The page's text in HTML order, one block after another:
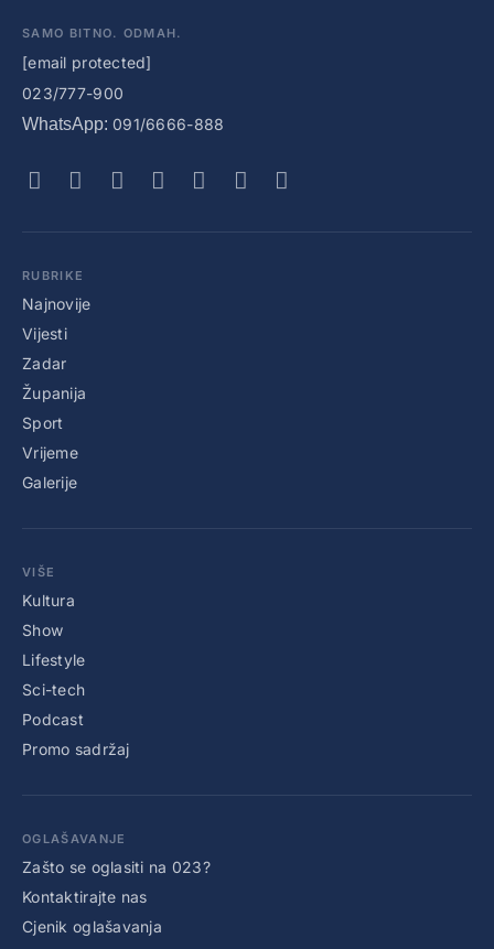
SAMO BITNO. ODMAH.
[email protected]
023/777-900
WhatsApp: 091/6666-888
RUBRIKE
Najnovije
Vijesti
Zadar
Županija
Sport
Vrijeme
Galerije
VIŠE
Kultura
Show
Lifestyle
Sci-tech
Podcast
Promo sadržaj
OGLAŠAVANJE
Zašto se oglasiti na 023?
Kontaktirajte nas
Cjenik oglašavanja